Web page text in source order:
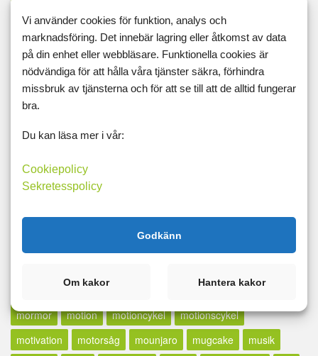
kroppsviktspass kryddor kurs
kvällstidningssjuka
kyckling
lågkalori lågkolhydrat lågpuls
långt inlägg
lax
lcd LCHF lchp lchq leangains less
likör
lillfinger livet livskvalité livspussel
löpband
lunch
madcow maffetone
målbild
målbilder
mammaträning
måndag
mässa
mat Matdagboken matlagning
mätning
mental träning
minne för livet
minutmaningen möblera
modifast
mormor
motion motioncykel
motionscykel
motivation
motorsåg mounjaro mugcake
musik
Vi använder cookies för funktion, analys och
marknadsföring. Det innebär lagring eller åtkomst av data
på din enhet eller webbläsare. Funktionella cookies är
nödvändiga för att hålla våra tjänster säkra, förhindra
missbruk av tjänsterna och för att se till att de alltid fungerar
bra.
Du kan läsa mer i vår:
Cookiepolicy
Sekretesspolicy
Godkänn
Om kakor Hantera kakor